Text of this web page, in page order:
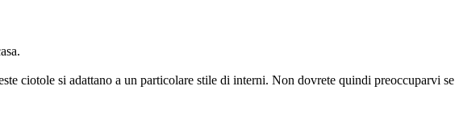
ciotole si adattano a un particolare stile di interni. Non dovrete quindi preoccuparvi se